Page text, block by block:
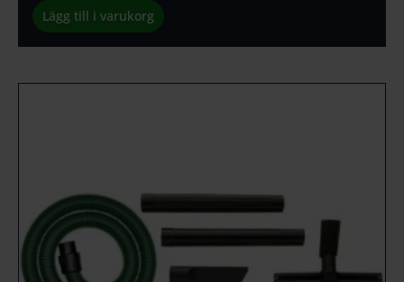
Lägg till i varukorg